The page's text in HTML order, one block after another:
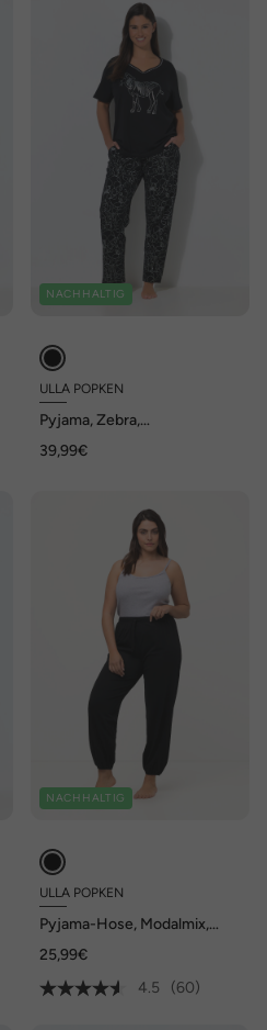
NACHHALTIG
ULLA POPKEN
Pyjama, Zebra,
39,99€
NACHHALTIG
ULLA POPKEN
Pyjama-Hose, Modalmix,
25,99€
4.5
(60)